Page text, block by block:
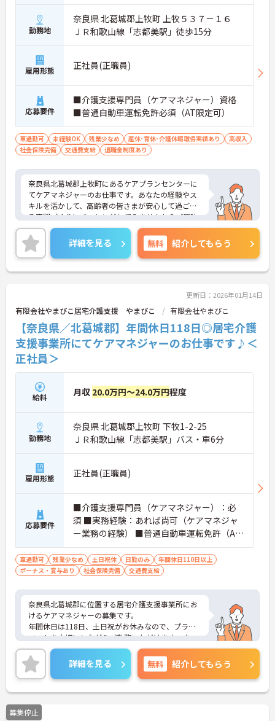
勤務地
奈良県 北葛城郡上牧町 上牧５３７－１６
ＪＲ和歌山線「志都美駅」徒歩15分
雇用形態 正社員(正職員)
応募要件
■介護支援専門員（ケアマネジャー）資格
■普通自動車運転免許必須（AT限定可）
車通勤可 未経験OK 残業少なめ 産休･育休･介護休暇取得実績あり
高収入
社会保険完備
交通費支給 退職金制度あり
奈良県北葛城郡上牧町にあるケアプランセンターに
てケアマネジャーのお仕事です。あなたの経験やス
キルを活かして、高齢者の皆さまが安心して過ごせ
る空間づくりにチャレンジしてみませんか？ご興味
ある方には、面接対策ポイントなど、さらに詳細を
お話しいたしますのでお気軽にご相談ください。
詳細を見る 無料 紹介してもらう
更新日：2026年01月14日
有限会社やまびこ居宅介護支援 やまびこ 有限会社やまびこ
【奈良県／北葛城郡】年間休日118日◎居宅介護
支援事業所にてケアマネジャーのお仕事です♪＜
正社員＞
給料 月収 20.0万円～24.0万円程度
勤務地
奈良県 北葛城郡上牧町 下牧1-2-25
ＪＲ和歌山線「志都美駅」バス・車6分
雇用形態 正社員(正職員)
応募要件
■介護支援専門員（ケアマネジャー）：必
須 ■実務経験：あれば尚可（ケアマネジャ
ー業務の経験） ■普通自動車運転免許（AT
限定可）：あれば尚可
車通勤可 残業少なめ 土日祝休 日勤のみ
年間休日110日以上
ボーナス・賞与あり
社会保険完備 交通費支給
奈良県北葛城郡に位置する居宅介護支援事業所にお
けるケアマネジャーの募集です。
年間休日は118日、土日祝がお休みなので、プライ
ベートを大切にしながらご勤務いただけます。ま
た、マイカー通勤が可能なので通勤が苦になりませ
ん。
ご興味のある方には、面接対策ポイントなど、さら
に詳細をお話しいたしますのでお気軽にご相談くだ
さい！
詳細を見る 無料 紹介してもらう
募集停止